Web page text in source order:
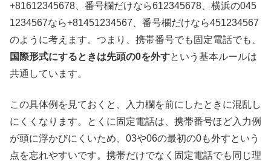
+81612345678、番号欄だけなら612345678、横浜の045
1234567なら+81451234567、番号欄だけなら451234567
のように考えます。つまり、携帯番号でも固定電話でも、
国際形式にするときは先頭の0を外すという基本ルールは
共通しています。
この具体例を見ておくと、入力欄を前にしたときに混乱し
にくくなります。とくに固定電話は、携帯番号ほど入力例
が頭に浮かびにくいため、03や06の最初の0も外すという
点を忘れやすいです。携帯だけでなく固定電話でも同じ理